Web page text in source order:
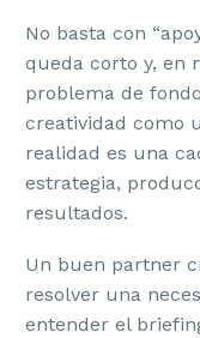
No basta con
queda corto y, en
problema de
creatividad como
realidad es una
estrategia,
resultados.
Un buen partner
resolver una
entender el